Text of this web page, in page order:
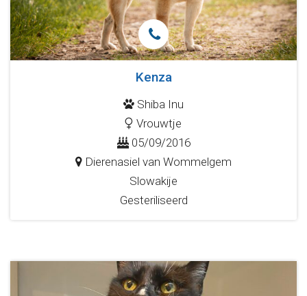
Kenza
Shiba Inu
Vrouwtje
05/09/2016
Dierenasiel van Wommelgem
Slowakije
Gesteriliseerd